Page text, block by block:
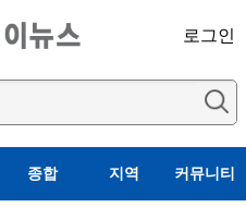
로그인
종합 지역 커뮤니티